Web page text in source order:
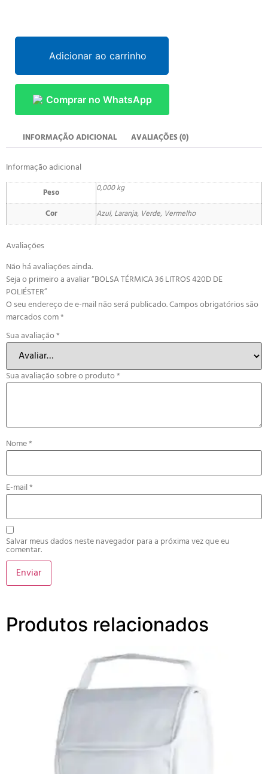
Adicionar ao carrinho
Comprar no WhatsApp
INFORMAÇÃO ADICIONAL AVALIAÇÕES (0)
Informação adicional
Peso 0,000 kg
Cor Azul, Laranja, Verde, Vermelho
Avaliações
Não há avaliações ainda.
Seja o primeiro a avaliar “BOLSA TÉRMICA 36 LITROS 420D DE
POLIÉSTER”
O seu endereço de e-mail não será publicado.Campos obrigatórios são
marcados com*
Sua avaliação*
Sua avaliação sobre o produto*
Nome*
E-mail*
Salvar meus dados neste navegador para a próxima vez que eu
comentar.
Produtos relacionados